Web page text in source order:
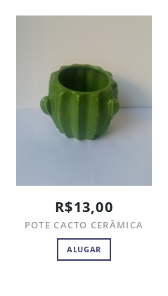
R$13,00
POTE CACTO CERÂMICA
ALUGAR